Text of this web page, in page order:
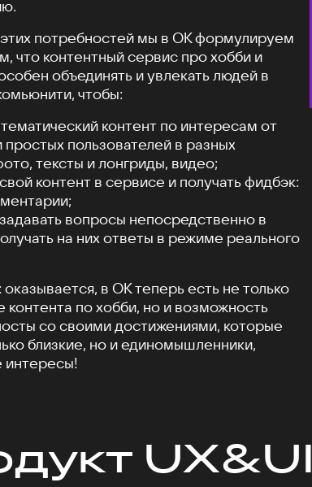
потребностей мы в ОК формулируем
что контентный сервис про хобби и
объединять и увлекать людей в
чтобы:
контент по интересам от
простых пользователей в разных
тексты и лонгриды, видео;
контент в сервисе и получать фидбэк:
вопросы непосредственно в
на них ответы в режиме реального
в ОК теперь есть не только
контента по хобби, но и возможность
со своими достижениями, которые
близкие, но и единомышленники,
UX&UI